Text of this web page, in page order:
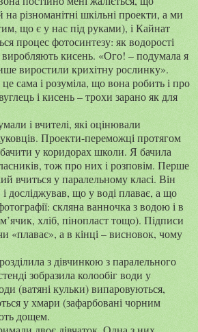
різноманітні шкільні проекти, а ми
що є у нас під руками), і Кайнат
процес фотосинтезу: як водорості
виробляють кисень. «Ого! – подумала я
виростили крихітну рослинку».
сама і розуміла, що вона робить і про
і кисень – трохи зарано як для
і вчителі, які оцінювали
Проекти-переможці протягом
у коридорах школи. Я бачила
тож про них і розповім. Перше
вчиться у паралельному класі. Він
і досліджував, що у воді плаває, а що
скляна ванночка з водою і в
хліб, пінопласт тощо). Підписи
«плаває», а в кінці – висновок, чому
з дівчинкою з паралельного
зобразила колообіг води у
(ватяні кульки) випаровуються,
у хмари (зафарбовані чорним
дощем.